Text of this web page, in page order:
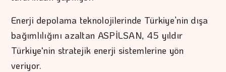
Enerji depolama teknolojilerinde Türkiye’nin dışa
bağımlılığını azaltan ASPİLSAN, 45 yıldır
Türkiye'nin stratejik enerji sistemlerine yön
veriyor.